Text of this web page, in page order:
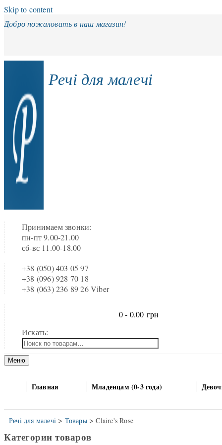
Skip to content
Добро пожаловать в наш магазин!
Речі для малечі
Принимаем звонки:
пн-пт 9.00-21.00
сб-вс 11.00-18.00
+38 (050) 403 05 97
+38 (096) 928 70 18
+38 (063) 236 89 26 Viber
0 - 0.00 грн
Искать:
Меню
Главная Младенцам (0-3 года)
Речі для малечі > Товары>Claire's Rose
Категории товаров